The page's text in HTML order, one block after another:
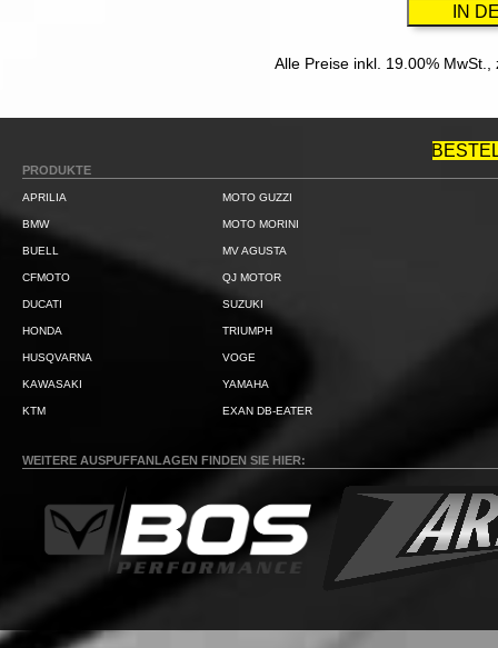
Alle Preise inkl. 19.00% MwSt.,
PRODUKTE
APRILIA
BMW
BUELL
CFMOTO
DUCATI
HONDA
HUSQVARNA
KAWASAKI
KTM
MOTO GUZZI
MOTO MORINI
MV AGUSTA
QJ MOTOR
SUZUKI
TRIUMPH
VOGE
YAMAHA
EXAN DB-EATER
WEITERE AUSPUFFANLAGEN FINDEN SIE HIER: